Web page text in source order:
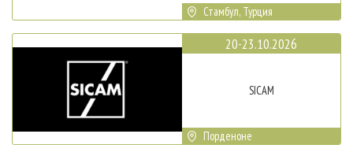
Стамбул, Турция
20-23.10.2026
SICAM
Порденоне